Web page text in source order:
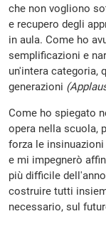
che non vogliono
e recupero degli
in aula. Come ho
semplificazioni e
un'intera categoria,
generazioni
Come ho spiegato
opera nella scuola,
forza le
e mi impegnerò
più difficile
costruire tutti
necessario, sul